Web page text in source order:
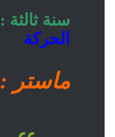
سنة ثالثة :
الحركة
ماستر :